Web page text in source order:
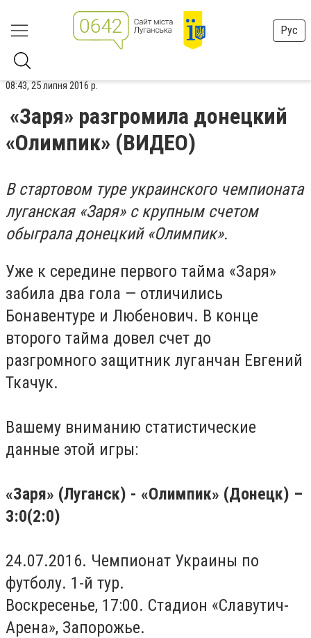
Рус
08:43, 25 липня 2016 р.
«Заря» разгромила донецкий
«Олимпик» (ВИДЕО)
В стартовом туре украинского чемпионата
луганская «Заря» с крупным счетом
обыграла донецкий «Олимпик».
Уже к середине первого тайма «Заря»
забила два гола — отличились
Бонавентуре и Любенович. В конце
второго тайма довел счет до
разгромного защитник луганчан Евгений
Ткачук.
Вашему вниманию статистические
данные этой игры:
«Заря» (Луганск) - «Олимпик» (Донецк) –
3:0(2:0)
24.07.2016. Чемпионат Украины по
футболу. 1-й тур.
Воскресенье, 17:00. Стадион «Славутич-
Арена», Запорожье.